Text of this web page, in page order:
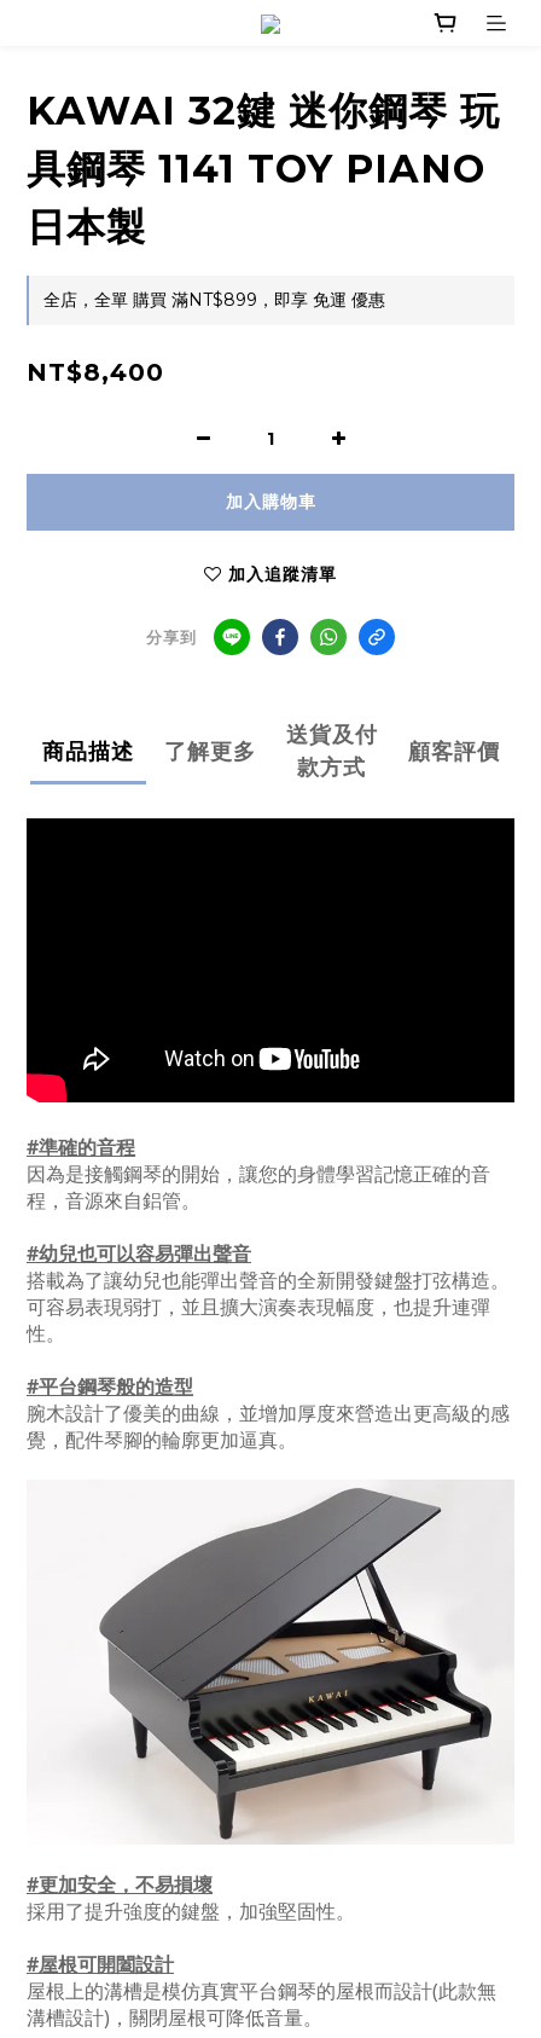
KAWAI 32鍵 迷你鋼琴 玩
具鋼琴 1141 TOY PIANO
日本製
全店，全單 購買 滿NT$899，即享 免運 優惠
NT$8,400
加入購物車
加入追蹤清單
分享到
商品描述 了解更多
送貨及付
款方式
顧客評價
#準確的音程
因為是接觸鋼琴的開始，讓您的身體學習記憶正確的音
程，音源來自鋁管。
#幼兒也可以容易彈出聲音
搭載為了讓幼兒也能彈出聲音的全新開發鍵盤打弦構造。
可容易表現弱打，並且擴大演奏表現幅度，也提升連彈
性。
#平台鋼琴般的造型
腕木設計了優美的曲線，並增加厚度來營造出更高級的感
覺，配件琴腳的輪廓更加逼真。
#更加安全，不易損壞
採用了提升強度的鍵盤，加強堅固性。
#屋根可開闔設計
屋根上的溝槽是模仿真實平台鋼琴的屋根而設計(此款無
溝槽設計)，關閉屋根可降低音量。